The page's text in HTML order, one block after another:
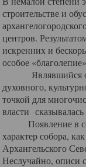
строительстве и
центров.
искренних и
особое
Являвшийся
духовного,
точкой для
власти
Появление в
характер собора,
Архангельского
Неслучайно, описи